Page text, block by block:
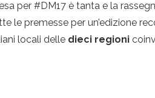
per #DM17 è tanta e la
le premesse per un’edizione
locali delle dieci regioni